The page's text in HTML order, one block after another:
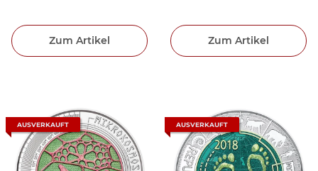
Zum Artikel Zum Artikel
AUSVERKAUFT AUSVERKAUFT